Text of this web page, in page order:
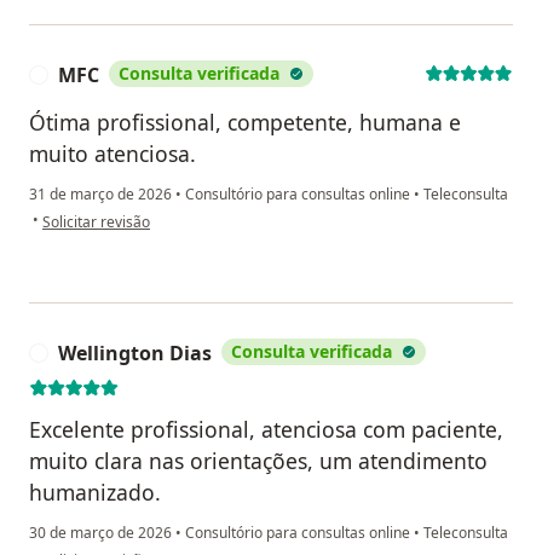
MFC Consulta verificada
Ótima profissional, competente, humana e
muito atenciosa.
31 de março de 2026 • Consultório para consultas online • Teleconsulta
• na opinião do utilizador MFC
Solicitar revisão
Wellington Dias Consulta verificada
Excelente profissional, atenciosa com paciente,
muito clara nas orientações, um atendimento
humanizado.
30 de março de 2026 • Consultório para consultas online • Teleconsulta